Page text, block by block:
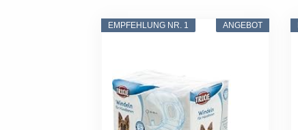
ANGEBOT
EMPFEHLUNG NR. 1